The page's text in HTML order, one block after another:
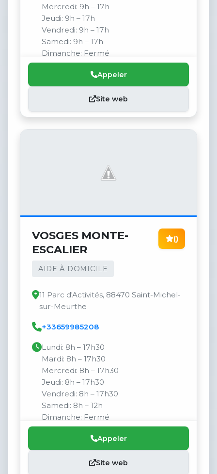
Mercredi: 9h – 17h
Jeudi: 9h – 17h
Vendredi: 9h – 17h
Samedi: 9h – 17h
Dimanche: Fermé
Appeler
Site web
VOSGES MONTE-
ESCALIER
AIDE À DOMICILE
()
11 Parc d'Activités, 88470 Saint-Michel-
sur-Meurthe
+33659985208
Lundi: 8h – 17h30
Mardi: 8h – 17h30
Mercredi: 8h – 17h30
Jeudi: 8h – 17h30
Vendredi: 8h – 17h30
Samedi: 8h – 12h
Dimanche: Fermé
Appeler
Site web